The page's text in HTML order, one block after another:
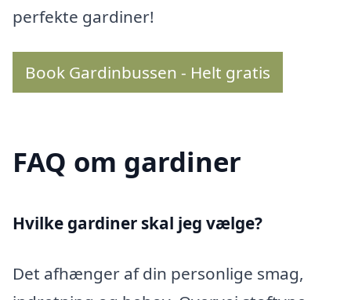
perfekte gardiner!
Book Gardinbussen - Helt gratis
FAQ om gardiner
Hvilke gardiner skal jeg vælge?
Det afhænger af din personlige smag,